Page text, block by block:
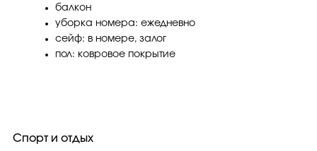
балкон
уборка номера: ежедневно
сейф: в номере, залог
пол: ковровое покрытие
Спорт и отдых